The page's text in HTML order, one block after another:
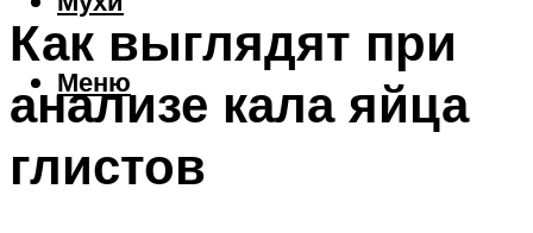
Меню
Как выглядят при
анализе кала яйца
глистов